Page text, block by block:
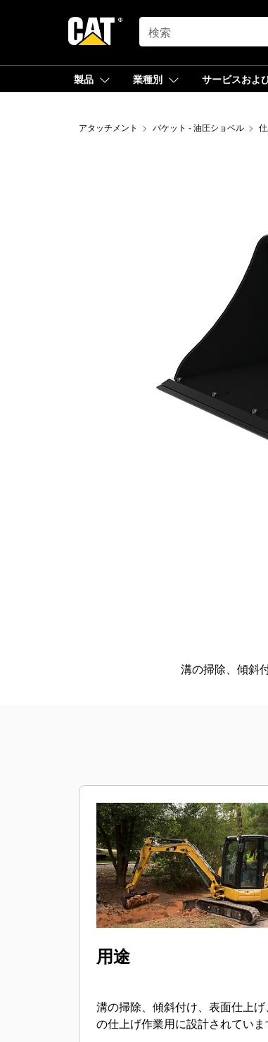
SEARCH
製品 業種別 サービスおよ
アタッチメント バケット - 油圧ショベル
溝の掃除、傾斜
用途
溝の掃除、傾斜付け、表面仕上
の仕上げ作業用に設計されていま